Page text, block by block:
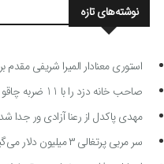
نوشته‌های تازه
استوری معنادار المیرا شریفی مقدم
صاحب خانه دزد را با 11 ضربه چاقو کشت
مهدی پاکدل از رعنا آزادی ور جدا شد
سر مربی پرتغالی ۳ میلیون دلار می‌گیرد به پرسپولیس می‌آید